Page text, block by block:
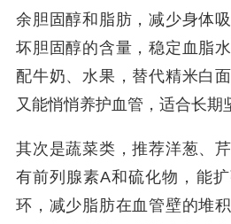
余胆固醇和脂肪，减少身体
坏胆固醇的含量，稳定血脂
配牛奶、水果，替代精米白
又能悄悄养护血管，适合长期
其次是蔬菜类，推荐洋葱、
有前列腺素A和硫化物，能
环，减少脂肪在血管壁的堆